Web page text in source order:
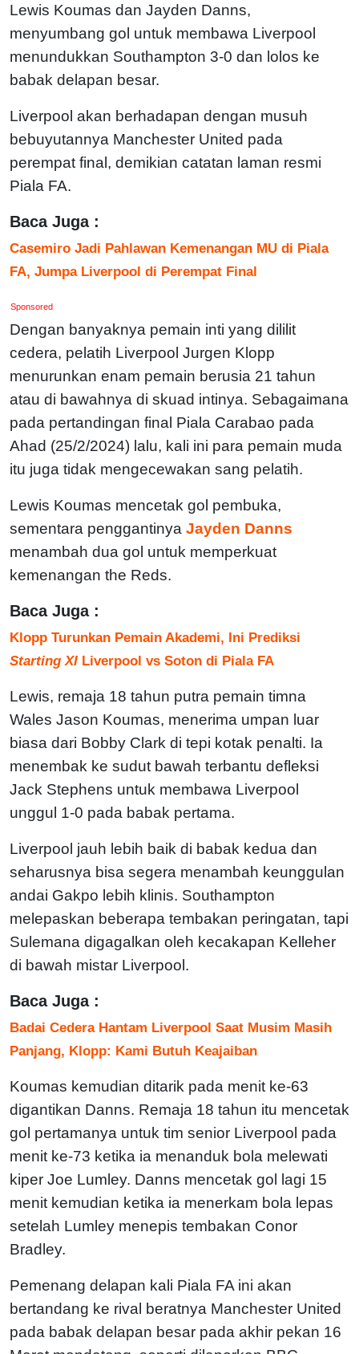
Lewis Koumas dan Jayden Danns,
menyumbang gol untuk membawa Liverpool
menundukkan Southampton 3-0 dan lolos ke
babak delapan besar.
Liverpool akan berhadapan dengan musuh
bebuyutannya Manchester United pada
perempat final, demikian catatan laman resmi
Piala FA.
Baca Juga :
Casemiro Jadi Pahlawan Kemenangan MU di Piala
FA, Jumpa Liverpool di Perempat Final
Sponsored
Dengan banyaknya pemain inti yang dililit
cedera, pelatih Liverpool Jurgen Klopp
menurunkan enam pemain berusia 21 tahun
atau di bawahnya di skuad intinya. Sebagaimana
pada pertandingan final Piala Carabao pada
Ahad (25/2/2024) lalu, kali ini para pemain muda
itu juga tidak mengecewakan sang pelatih.
Lewis Koumas mencetak gol pembuka,
sementara penggantinya Jayden Danns
menambah dua gol untuk memperkuat
kemenangan the Reds.
Baca Juga :
Klopp Turunkan Pemain Akademi, Ini Prediksi
Starting XI Liverpool vs Soton di Piala FA
Lewis, remaja 18 tahun putra pemain timna
Wales Jason Koumas, menerima umpan luar
biasa dari Bobby Clark di tepi kotak penalti. Ia
menembak ke sudut bawah terbantu defleksi
Jack Stephens untuk membawa Liverpool
unggul 1-0 pada babak pertama.
Liverpool jauh lebih baik di babak kedua dan
seharusnya bisa segera menambah keunggulan
andai Gakpo lebih klinis. Southampton
melepaskan beberapa tembakan peringatan, tapi
Sulemana digagalkan oleh kecakapan Kelleher
di bawah mistar Liverpool.
Baca Juga :
Badai Cedera Hantam Liverpool Saat Musim Masih
Panjang, Klopp: Kami Butuh Keajaiban
Koumas kemudian ditarik pada menit ke-63
digantikan Danns. Remaja 18 tahun itu mencetak
gol pertamanya untuk tim senior Liverpool pada
menit ke-73 ketika ia menanduk bola melewati
kiper Joe Lumley. Danns mencetak gol lagi 15
menit kemudian ketika ia menerkam bola lepas
setelah Lumley menepis tembakan Conor
Bradley.
Pemenang delapan kali Piala FA ini akan
bertandang ke rival beratnya Manchester United
pada babak delapan besar pada akhir pekan 16